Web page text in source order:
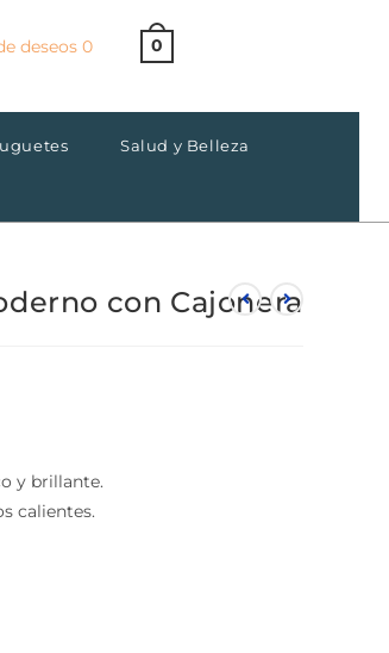
deseos 0
Salud y Belleza
con
y brillante.